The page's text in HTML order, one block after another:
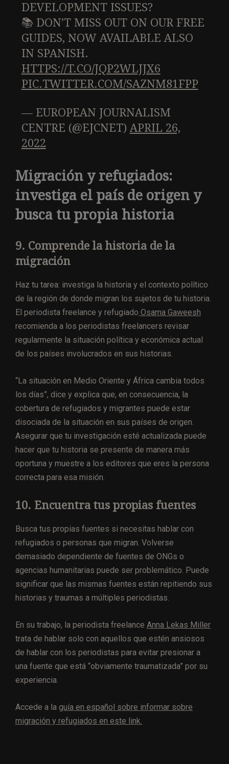
DEVELOPMENT ISSUES?
📚 DON’T MISS OUT ON OUR FREE
GUIDES, NOW AVAILABLE ALSO
IN SPANISH.
HTTPS://T.CO/JQP2WLJJX6
PIC.TWITTER.COM/SAZNM81FPP
— EUROPEAN JOURNALISM
CENTRE (@EJCNET) APRIL 26,
2022
Migración y refugiados:
investiga el país de origen y
busca tu propia historia
9. Comprende la historia de la
migración
Haz tu tarea: investiga la historia y el contexto político
de la región de donde migran los sujetos de tu historia.
El periodista freelance y refugiado Osama Gaweesh
recomienda a los periodistas freelancers revisar
regularmente la situación política y económica actual
de los países involucrados en sus historias.
“La situación en Medio Oriente y África cambia todos
los días”, dice y explica que, en consecuencia, la
cobertura de refugiados y migrantes puede estar
disociada de la situación en sus países de origen.
Asegurar que tu investigación esté actualizada puede
hacer que tu historia se presente de manera más
oportuna y muestre a los editores que eres la persona
correcta para esa misión.
10. Encuentra tus propias fuentes
Busca tus propias fuentes si necesitas hablar con
refugiados o personas que migran. Volverse
demasiado dependiente de fuentes de ONGs o
agencias humanitarias puede ser problemático. Puede
significar que las mismas fuentes están repitiendo sus
historias y traumas a múltiples periodistas.
En su trabajo, la periodista freelance Anna Lekas Miller
trata de hablar solo con aquellos que estén ansiosos
de hablar con los periodistas para evitar presionar a
una fuente que está “obviamente traumatizada” por su
experiencia.
Accede a la guía en español sobre informar sobre
migración y refugiados en este link.